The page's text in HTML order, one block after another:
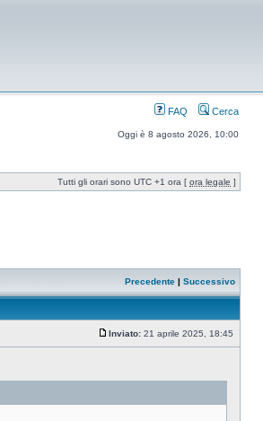
FAQ Cerca
Oggi è 8 agosto 2026, 10:00
Tutti gli orari sono UTC +1 ora [ ora legale ]
Precedente | Successivo
Inviato: 21 aprile 2025, 18:45